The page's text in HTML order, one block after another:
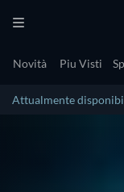
Novità Piu Visti
Attualmente